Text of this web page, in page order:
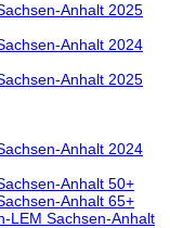
Anhalt 2025
Anhalt 2024
Anhalt 2025
Anhalt 2024
Anhalt 50+
Anhalt 65+
LEM Sachsen-Anhalt